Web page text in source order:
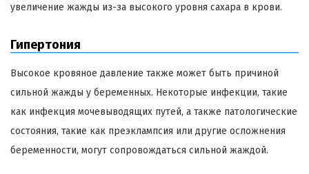
увеличение жажды из-за высокого уровня сахара в крови.
Гипертония
Высокое кровяное давление также может быть причиной
сильной жажды у беременных. Некоторые инфекции, такие
как инфекция мочевыводящих путей, а также патологические
состояния, такие как преэклампсия или другие осложнения
беременности, могут сопровождаться сильной жаждой.